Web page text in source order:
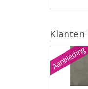
Klanten
Aanbieding